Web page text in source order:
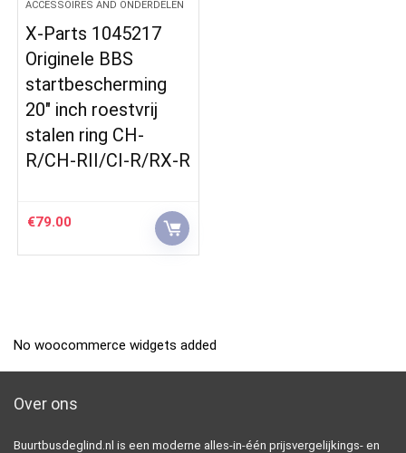
ACCESSOIRES AND ONDERDELEN
X-Parts 1045217
Originele BBS
startbescherming
20″ inch roestvrij
stalen ring CH-
R/CH-RII/CI-R/RX-R
€79.00
No woocommerce widgets added
Over ons
Buurtbusdeglind.nl is een moderne alles-in-één prijsvergelijkings- en